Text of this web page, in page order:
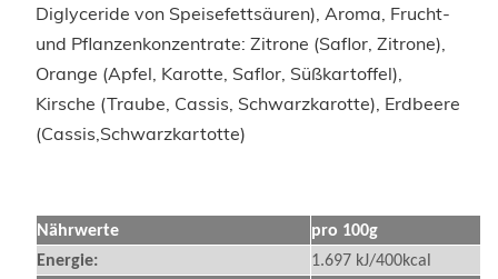
Diglyceride von Speisefettsäuren), Aroma, Frucht-
und Pflanzenkonzentrate: Zitrone (Saflor, Zitrone),
Orange (Apfel, Karotte, Saflor, Süßkartoffel),
Kirsche (Traube, Cassis, Schwarzkarotte), Erdbeere
(Cassis,Schwarzkartotte)
Nährwerte
pro 100g
Energie:
1.697 kJ/400kcal